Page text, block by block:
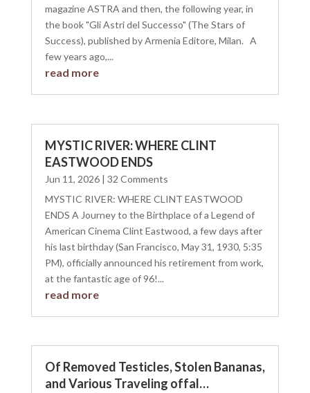
magazine ASTRA and then, the following year, in
the book "Gli Astri del Successo" (The Stars of
Success), published by Armenia Editore, Milan. A
few years ago,...
read more
MYSTIC RIVER: WHERE CLINT
EASTWOOD ENDS
Jun 11, 2026| 32 Comments
MYSTIC RIVER: WHERE CLINT EASTWOOD
ENDS A Journey to the Birthplace of a Legend of
American Cinema Clint Eastwood, a few days after
his last birthday (San Francisco, May 31, 1930, 5:35
PM), officially announced his retirement from work,
at the fantastic age of 96!...
read more
Of Removed Testicles, Stolen Bananas,
and Various Traveling offal…